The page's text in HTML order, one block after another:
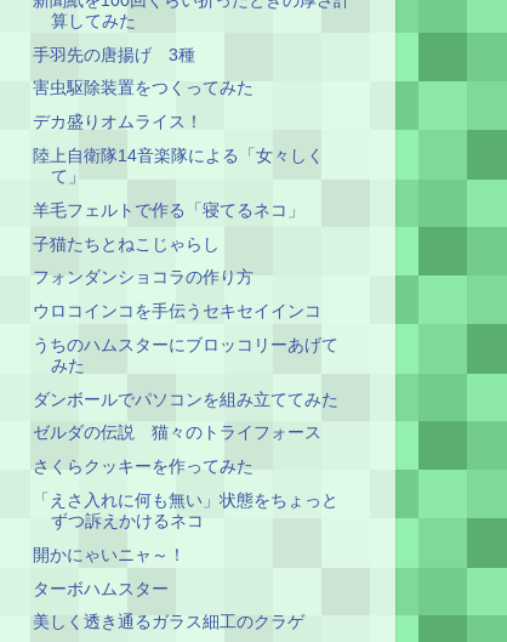
算してみた
手羽先の唐揚げ 3種
害虫駆除装置をつくってみた
デカ盛りオムライス！
陸上自衛隊14音楽隊による「女々しく
て」
羊毛フェルトで作る「寝てるネコ」
子猫たちとねこじゃらし
フォンダンショコラの作り方
ウロコインコを手伝うセキセイインコ
うちのハムスターにブロッコリーあげて
みた
ダンボールでパソコンを組み立ててみた
ゼルダの伝説 猫々のトライフォース
さくらクッキーを作ってみた
「えさ入れに何も無い」状態をちょっと
ずつ訴えかけるネコ
開かにゃいニャ～！
ターボハムスター
美しく透き通るガラス細工のクラゲ